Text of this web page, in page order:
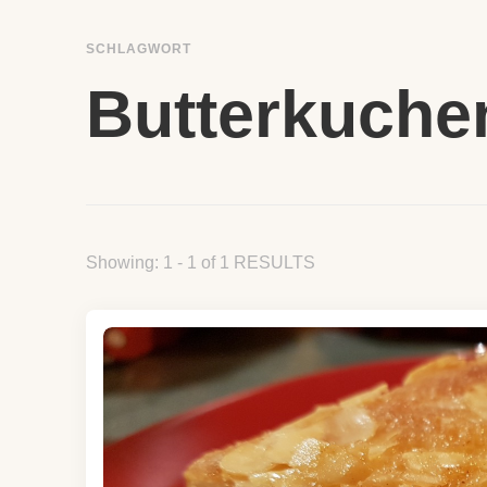
SCHLAGWORT
Showing: 1 - 1 of 1 RESULTS